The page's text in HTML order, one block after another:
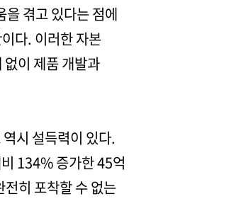
겪고 있다는 점에
다. 이러한 자본
이 제품 개발과
시 설득력이 있다.
134% 증가한 45억
히 포착할 수 없는